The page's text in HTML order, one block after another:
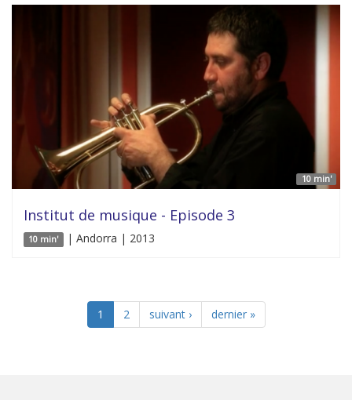
10 min'
Institut de musique - Episode 3
10 min' | Andorra | 2013
1 2 suivant › dernier »